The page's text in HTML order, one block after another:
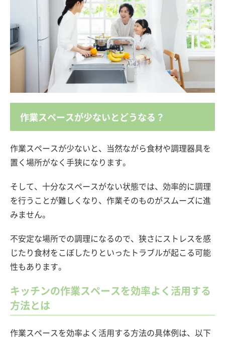
作業スペースが少ないとどうなる？
作業スペースが少ないと、当然ながら食材や調理器具を
置く場所がなく手狭になります。
そして、十分なスペースがない状態では、効率的に調理
を行うことが難しくなり、作業そのものがスムーズに進
みません。
不安定な場所での調理になるので、狭さにストレスを感
じたり食材をこぼしたりといったトラブルが起こる可能
性もあります。
キッチンの作業スペースを効率よく活用する​
方法とは
作業スペースを効率よく活用する方法の具体例は、以下